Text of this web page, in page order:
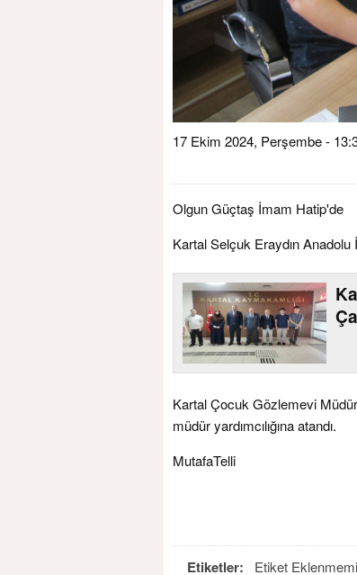
17 Ekim 2024, Perşembe -
Olgun Güçtaş İmam Hatip'de
Kartal Selçuk Eraydın
Kartal Çocuk Gözlemevi
müdür yardımcılığına atandı.
MutafaTelli
Etiketler: Etiket